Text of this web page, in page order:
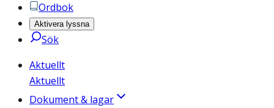
Ordbok
Aktivera lyssna
Sök
Aktuellt
Aktuellt
Dokument & lagar